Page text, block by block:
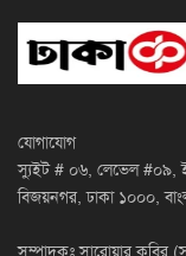
যোগাযোগ
স্যুইট # ০৬, লেভেল #০৯,
বিজয়নগর, ঢাকা ১০০০,
সম্পাদকঃ সারোয়ার কবির